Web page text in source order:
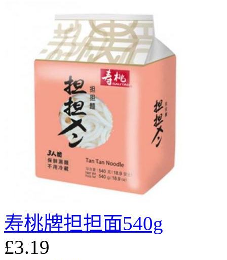
寿桃牌担担面540g
£3.19